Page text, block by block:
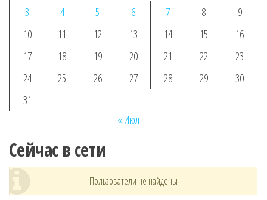
3
4 5 6 7 8
9
10
11 12 13 14 15
16
17
18 19 20 21 22
23
24
25 26 27 28 29
30
31
« Июл
Сейчас в сети
Пользователи не найдены